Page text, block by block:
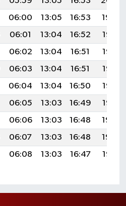
06:00 13:05 16:53
19:59
06:01 13:04 16:52
19:58
06:02 13:04 16:51
19:56
06:03 13:04 16:51
19:55
06:04 13:04 16:50
19:53
06:05 13:03 16:49
19:52
06:06 13:03 16:48
19:50
06:07 13:03 16:48
19:49
06:08 13:03 16:47 19:47